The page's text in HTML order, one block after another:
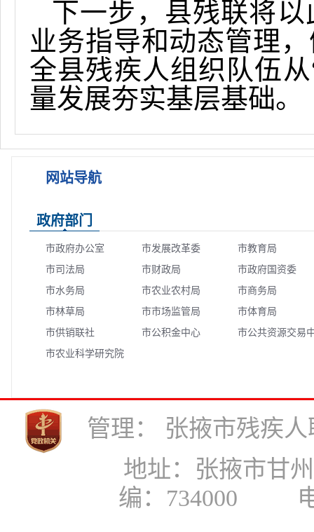
下一步，县残联将
业务指导和动态管理
全县残疾人组织队伍
量发展夯实基层基础。
网站导航
政府部门
市政府办公室 市发展改革委
市教育局
市司法局
市财政局
市政府国资委
市水务局
市农业农村局
市商务局
市林草局
市市场监管局
市体育局
市供销联社
市公积金中心
市公共资源交易
市农业科学研究院
管理： 张掖市残疾
地址：张掖市甘州区
编：734000